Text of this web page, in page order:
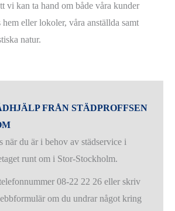
vi kan ta hand om både våra kunder
hem eller lokoler, våra anställda samt
natur.
FRÅN STÄDPROFFSEN
när du är i behov av städservice i
runt om i Stor-Stockholm.
08-22 22 26 eller skriv
om du undrar något kring